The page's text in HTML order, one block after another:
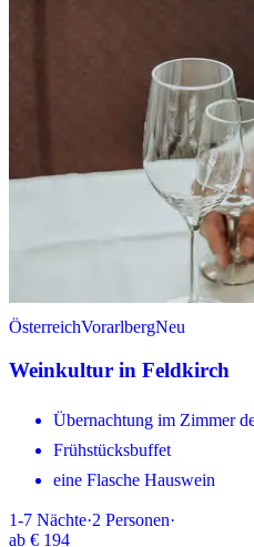
ÖsterreichVorarlbergNeu
Weinkultur in Feldkirch
Übernachtung im Zimmer
Frühstücksbuffet
eine Flasche Hauswein
1-7 Nächte·2 Personen·
ab € 194